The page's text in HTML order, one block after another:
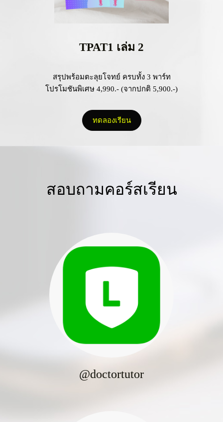
TPAT1 เล่ม 2
สรุปพร้อมตะลุยโจทย์ ครบทั้ง 3 พาร์ท
โปรโมชันพิเศษ 4,990.- (จากปกติ 5,900.-)
ทดลองเรียน
สอบถามคอร์สเรียน
@doctortutor